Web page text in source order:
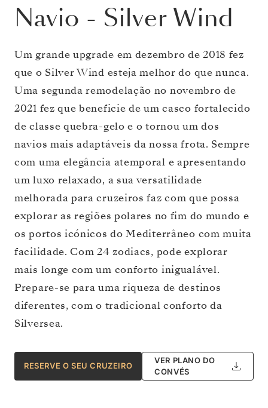
Navio - Silver Wind
Um grande upgrade em dezembro de 2018 fez
que o Silver Wind esteja melhor do que nunca.
Uma segunda remodelação no novembro de
2021 fez que beneficie de um casco fortalecido
de classe quebra-gelo e o tornou um dos
navios mais adaptáveis da nossa frota. Sempre
com uma elegância atemporal e apresentando
um luxo relaxado, a sua versatilidade
melhorada para cruzeiros faz com que possa
explorar as regiões polares no fim do mundo e
os portos icónicos do Mediterrâneo com muita
facilidade. Com 24 zodiacs, pode explorar
mais longe com um conforto inigualável.
Prepare-se para uma riqueza de destinos
diferentes, com o tradicional conforto da
Silversea.
RESERVE O SEU CRUZEIRO
VER PLANO DO
CONVÉS